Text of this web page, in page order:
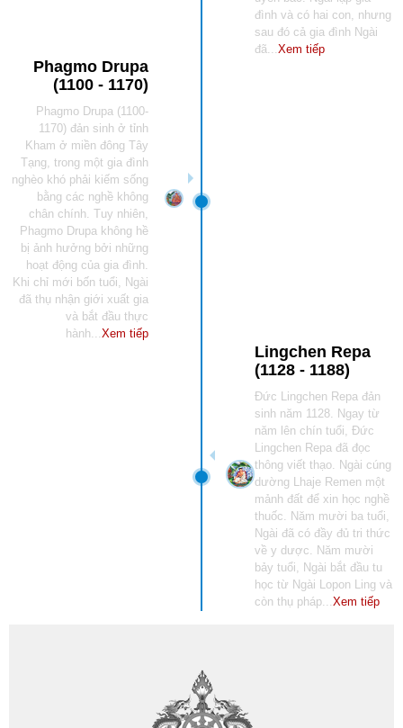
đình và có hai con, nhưng
sau đó cả gia đình Ngài
đã...Xem tiếp
Phagmo Drupa
(1100 - 1170)
Phagmo Drupa (1100-
1170) đản sinh ở tỉnh
Kham ở miền đông Tây
Tạng, trong một gia đình
nghèo khó phải kiếm sống
bằng các nghề không
chân chính. Tuy nhiên,
Phagmo Drupa không hề
bị ảnh hưởng bởi những
hoạt động của gia đình.
Khi chỉ mới bốn tuổi, Ngài
đã thụ nhận giới xuất gia
và bắt đầu thực
hành...Xem tiếp
Lingchen Repa
(1128 - 1188)
Đức Lingchen Repa đản
sinh năm 1128. Ngay từ
năm lên chín tuổi, Đức
Lingchen Repa đã đọc
thông viết thạo. Ngài cúng
dường Lhaje Remen một
mảnh đất để xin học nghề
thuốc. Năm mười ba tuổi,
Ngài đã có đầy đủ tri thức
về y dược. Năm mười
bảy tuổi, Ngài bắt đầu tu
học từ Ngài Lopon Ling và
còn thụ pháp... Xem tiếp